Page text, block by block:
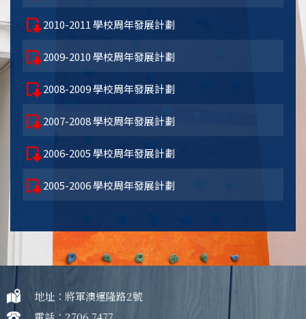
2010-2011 學校周年發展計劃
2009-2010 學校周年發展計劃
2008-2009 學校周年發展計劃
2007-2008 學校周年發展計劃
2006-2005 學校周年發展計劃
2005-2006 學校周年發展計劃
地址：將軍澳運隆路2號